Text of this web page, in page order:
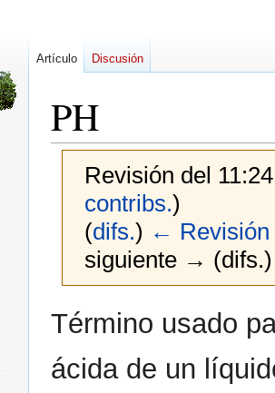
PH
Revisión del
contribs.)
(difs.) ← Revisión
siguiente → (difs.)
navegación
búsqueda
Término usado
ácida de un
Artículo Discusión